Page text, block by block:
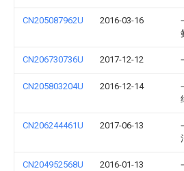
CN205087962U 2016-03-16
CN206730736U 2017-12-12
CN205803204U 2016-12-14
CN206244461U 2017-06-13
CN204952568U 2016-01-13